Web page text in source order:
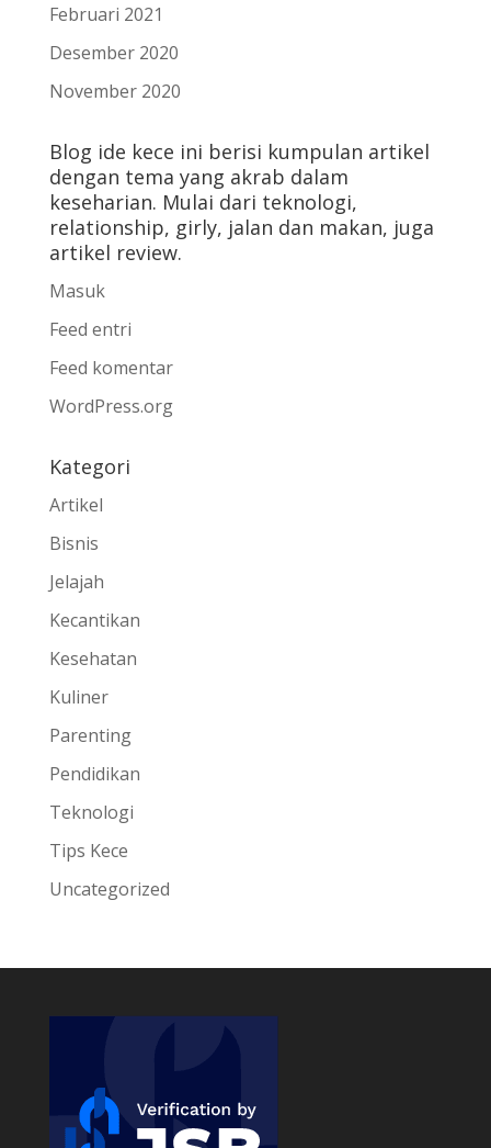
Februari 2021
Desember 2020
November 2020
Blog ide kece ini berisi kumpulan artikel
dengan tema yang akrab dalam
keseharian. Mulai dari teknologi,
relationship, girly, jalan dan makan, juga
artikel review.
Masuk
Feed entri
Feed komentar
WordPress.org
Kategori
Artikel
Bisnis
Jelajah
Kecantikan
Kesehatan
Kuliner
Parenting
Pendidikan
Teknologi
Tips Kece
Uncategorized